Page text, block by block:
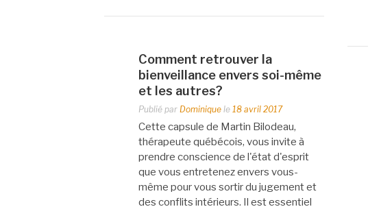
Comment retrouver la
bienveillance envers soi-même
et les autres?
Publié par Dominique le 18 avril 2017
Cette capsule de Martin Bilodeau,
thérapeute québécois, vous invite à
prendre conscience de l'état d'esprit
que vous entretenez envers vous-
même pour vous sortir du jugement et
des conflits intérieurs. Il est essentiel